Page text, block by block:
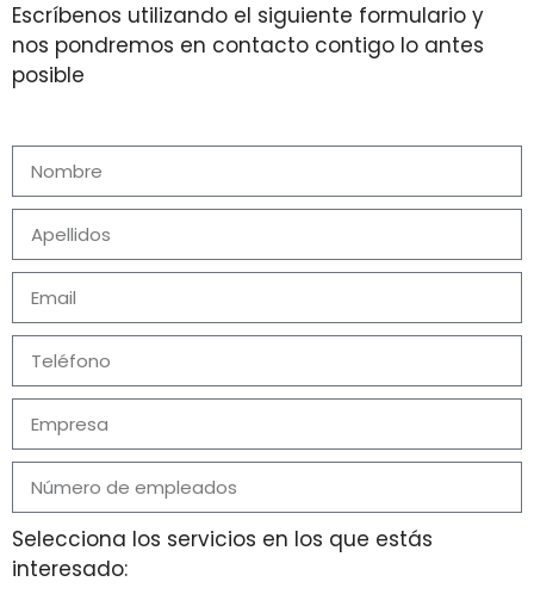
Escríbenos utilizando el siguiente formulario y
nos pondremos en contacto contigo lo antes
posible
Selecciona los servicios en los que estás
interesado: